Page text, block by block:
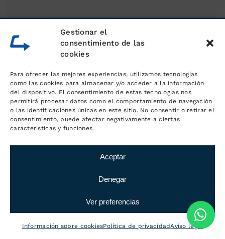
Gestionar el
consentimiento de las
cookies
Para ofrecer las mejores experiencias, utilizamos tecnologías
como las cookies para almacenar y/o acceder a la información
del dispositivo. El consentimiento de estas tecnologías nos
permitirá procesar datos como el comportamiento de navegación
o las identificaciones únicas en este sitio. No consentir o retirar el
consentimiento, puede afectar negativamente a ciertas
características y funciones.
Aceptar
Denegar
Ver preferencias
Información sobre cookiesPolítica de privacidadAviso legal
Sobre
LOGÍSTICA MC
Ubicados muy cerca de Rubí, en
nuestras instalaciones gestionamos la
de toda clase. Estas son algunas de